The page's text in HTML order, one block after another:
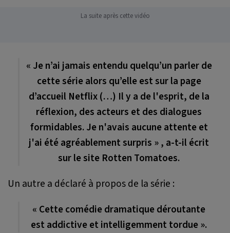
La suite après cette vidéo
« Je n’ai jamais entendu quelqu’un parler de
cette série alors qu’elle est sur la page
d’accueil Netflix (…) Il y a de l'esprit, de la
réflexion, des acteurs et des dialogues
formidables. Je n'avais aucune attente et
j'ai été agréablement surpris » , a-t-il écrit
sur le site Rotten Tomatoes.
Un autre a déclaré à propos de la série :
« Cette comédie dramatique déroutante
est addictive et intelligemment tordue ».